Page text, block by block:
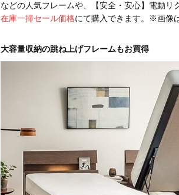
などの人気フレームや、【安全・安心】電動リ
在庫一掃セール価格にて購入できます。※画像
大容量収納の跳ね上げフレームもお買得